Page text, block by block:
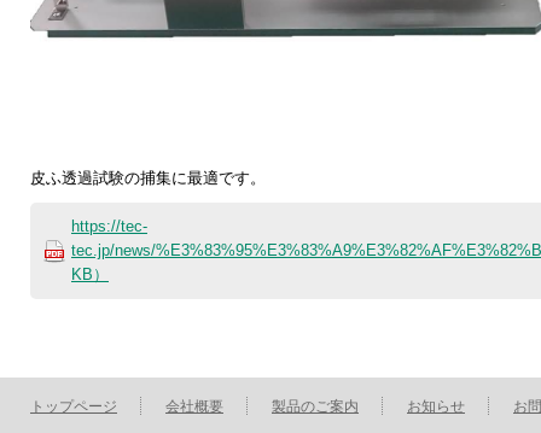
皮ふ透過試験の捕集に最適です。
https://tec-
tec.jp/news/
KB）
トップページ 会社概要 製品のご案内 お知らせ お